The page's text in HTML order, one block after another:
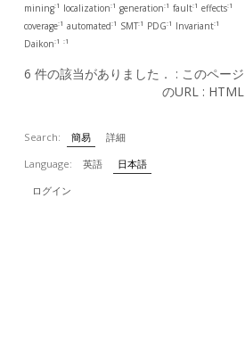
mining:1 localization:1 generation:1 fault:1 effects:1
coverage:1 automated:1 SMT:1 PDG:1 Invariant:1
Daikon:1 :1
6 件の該当がありました． : このページ
のURL : HTML
Search: 簡易
詳細
Language:
英語
日本語
ログイン